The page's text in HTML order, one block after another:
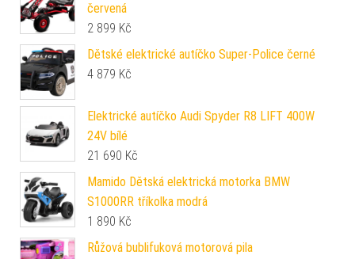
červená
2 899 Kč
Dětské elektrické autíčko Super-Police černé
4 879 Kč
Elektrické autíčko Audi Spyder R8 LIFT 400W
24V bílé
21 690 Kč
Mamido Dětská elektrická motorka BMW
S1000RR tříkolka modrá
1 890 Kč
Růžová bublifuková motorová pila